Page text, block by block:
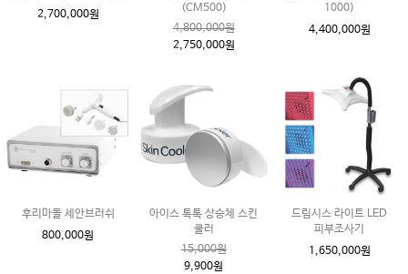
2,700,000원
(CM500)
4,800,000원
2,750,000원
1000)
4,400,000원
후리마돌 세안브러쉬
800,000원
아이스 톡톡 상승체 스킨
쿨러
15,000원
9,900원
드림시스 라이트 LED
피부조사기
1,650,000원